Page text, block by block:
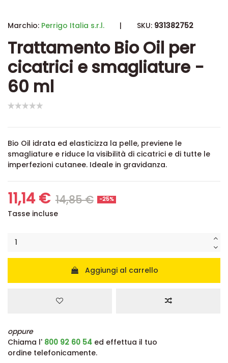
Marchio: Perrigo Italia s.r.l. | SKU: 931382752
Trattamento Bio Oil per
cicatrici e smagliature -
60 ml
Bio Oil idrata ed elasticizza la pelle, previene le
smagliature e riduce la visibilità di cicatrici e di tutte le
imperfezioni cutanee. Ideale in gravidanza.
11,14 € 14,85 € -25%
Tasse incluse
Aggiungi al carrello
oppure
Chiama l' 800 92 60 54 ed effettua il tuo
ordine telefonicamente.